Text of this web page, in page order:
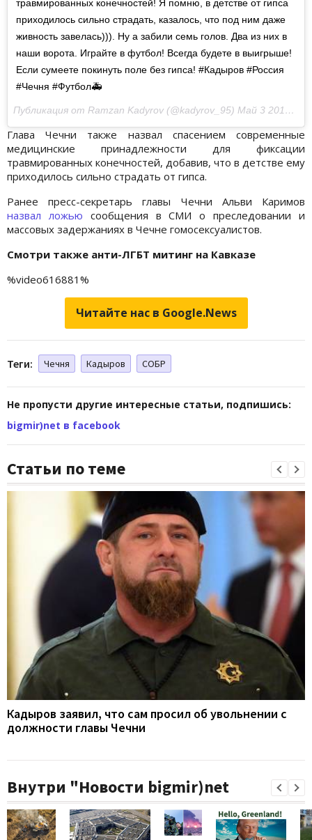
травмированных конечностей! Я помню, в детстве от гипса
приходилось сильно страдать, казалось, что под ним даже
живность завелась))). Ну а забили семь голов. Два из них в
наши ворота. Играйте в футбол! Всегда будете в выигрыше!
Если сумеете покинуть поле без гипса! #Кадыров #Россия
#Чечня #Футбол🚑
Публикация от Ramzan Kadyrov (@kadyrov_95) Май 3 2017 в 2:11 PDT
Глава Чечни также назвал спасением современные
медицинские принадлежности для фиксации
травмированных конечностей, добавив, что в детстве ему
приходилось сильно страдать от гипса.
Ранее пресс-секретарь главы Чечни Альви Каримов
назвал ложью сообщения в СМИ о преследовании и
массовых задержаниях в Чечне гомосексуалистов.
Смотри также анти-ЛГБТ митинг на Кавказе
%video616881%
Читайте нас в Google.News
Теги: Чечня Кадыров СОБР
Не пропусти другие интересные статьи, подпишись:
bigmir)net в facebook
Статьи по теме
Кадыров заявил, что сам просил об увольнении с
должности главы Чечни
Внутри "Новости bigmir)net